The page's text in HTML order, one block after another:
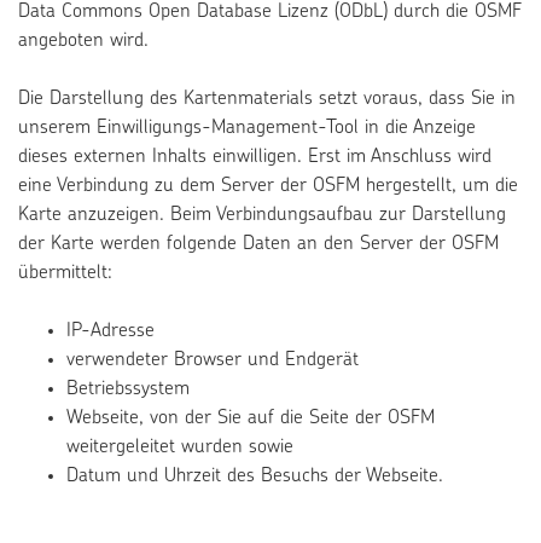
Data Commons Open Database Lizenz (ODbL) durch die OSMF
angeboten wird.
Die Darstellung des Kartenmaterials setzt voraus, dass Sie in
unserem Einwilligungs-Management-Tool in die Anzeige
dieses externen Inhalts einwilligen. Erst im Anschluss wird
eine Verbindung zu dem Server der OSFM hergestellt, um die
Karte anzuzeigen. Beim Verbindungsaufbau zur Darstellung
der Karte werden folgende Daten an den Server der OSFM
übermittelt:
IP-Adresse
verwendeter Browser und Endgerät
Betriebssystem
Webseite, von der Sie auf die Seite der OSFM
weitergeleitet wurden sowie
Datum und Uhrzeit des Besuchs der Webseite.